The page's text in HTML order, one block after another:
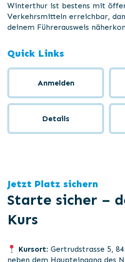
Winterthur ist bestens mit
Verkehrsmitteln erreichbar,
deinem Führerausweis
Quick Links
Anmelden
Details
Jetzt Platz sichern
Starte sicher –
Kurs
Kursort: Gertrudstrasse 5,
neben dem Haupteingang des